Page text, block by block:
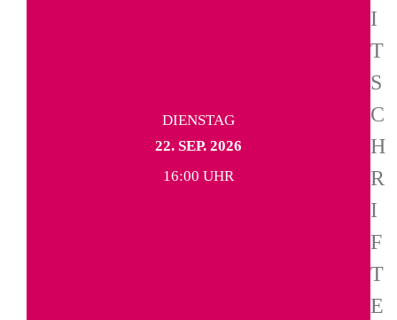
DIENSTAG
22. SEP. 2026
16:00 UHR
I
T
S
C
H
R
I
F
T
E